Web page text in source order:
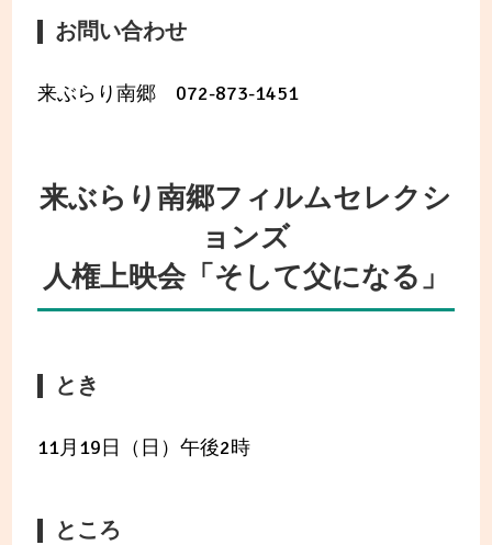
お問い合わせ
来ぶらり南郷 072-873-1451
来ぶらり南郷フィルムセレクシ
ョンズ
人権上映会「そして父になる」
とき
11月19日（日）午後2時
ところ